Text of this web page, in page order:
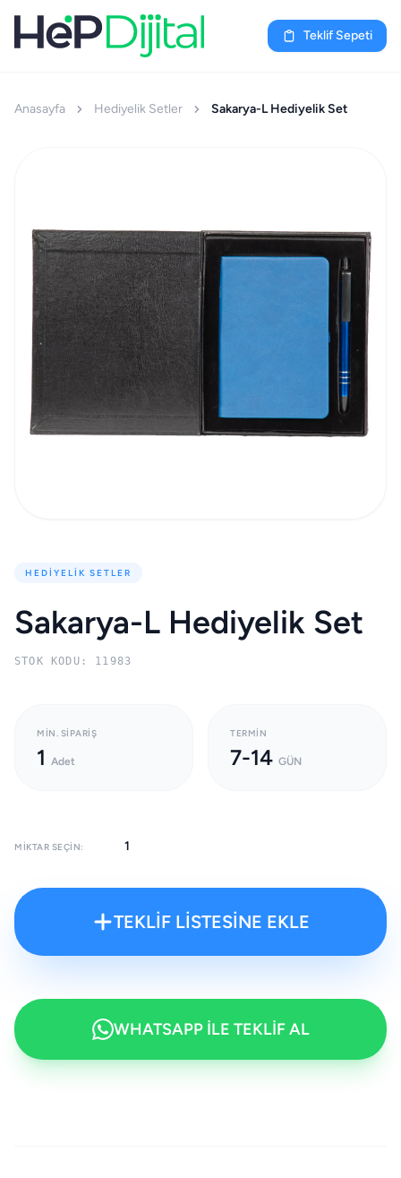
Teklif Sepeti
Anasayfa Hediyelik Setler Sakarya-L Hediyelik Set
HEDIYELIK SETLER
Sakarya-L Hediyelik Set
STOK KODU: 11983
MIN. SIPARIŞ
1 Adet
TERMIN
7-14 GÜN
MIKTAR SEÇIN:
TEKLİF LİSTESİNE EKLE
WHATSAPP İLE TEKLİF AL